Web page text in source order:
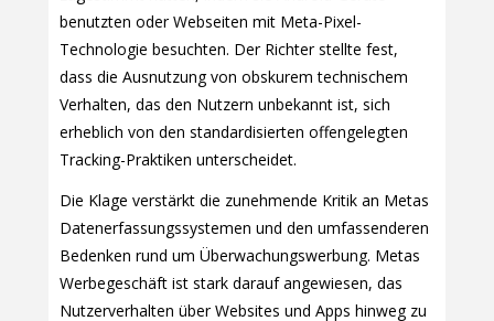
benutzten oder Webseiten mit Meta-Pixel-
Technologie besuchten. Der Richter stellte fest,
dass die Ausnutzung von obskurem technischem
Verhalten, das den Nutzern unbekannt ist, sich
erheblich von den standardisierten offengelegten
Tracking-Praktiken unterscheidet.
Die Klage verstärkt die zunehmende Kritik an Metas
Datenerfassungssystemen und den umfassenderen
Bedenken rund um Überwachungswerbung. Metas
Werbegeschäft ist stark darauf angewiesen, das
Nutzerverhalten über Websites und Apps hinweg zu